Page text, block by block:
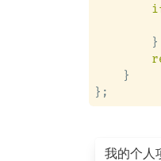
        }
    }
我的个人